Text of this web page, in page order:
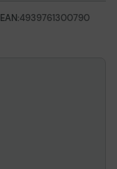
EAN:4939761300790